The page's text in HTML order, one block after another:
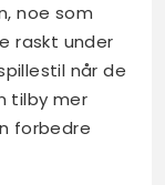
noe som
raskt under
når de
tilby mer
forbedre